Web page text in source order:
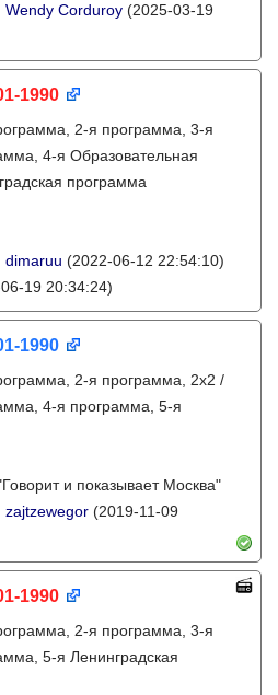
Wendy Corduroy (2025-03-19
1990
2-я программа, 3-я
4-я Образовательная
программа
dimaruu (2022-06-12 22:54:10)
19 20:34:24)
1990
2-я программа, 2х2 /
4-я программа, 5-я
и показывает Москва"
zajtzewegor (2019-11-09
1990
2-я программа, 3-я
5-я Ленинградская